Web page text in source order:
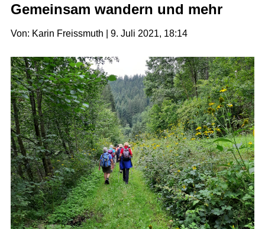
Gemeinsam wandern und mehr
Von: Karin Freissmuth | 9. Juli 2021, 18:14